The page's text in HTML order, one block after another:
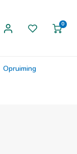
0
Opruiming